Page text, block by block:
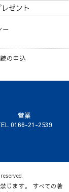
レゼント
ー
の申込
営業
0166-21-2539
じます。 すべての著